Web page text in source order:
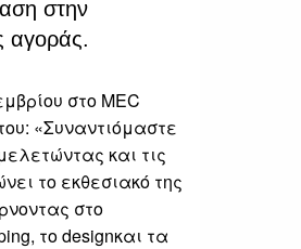
στην
αγοράς.
στο MEC
«Συναντιόμαστε
και τις
το εκθεσιακό της
στο
το designκαι τα